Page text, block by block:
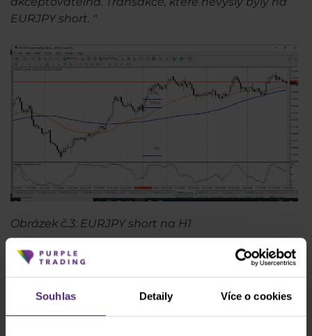
Souhlas Detaily Více o cookies
EURJPY short. "
Obrázek č.3: EURJPY short na H1
"Zde jsem udělal chybu. Short by měl být, když jsou
nebyla ani jedna podmínka. Nevím, jak je možné,
že to je tak matoucí. Myslel jsem si, že se trh otočí.